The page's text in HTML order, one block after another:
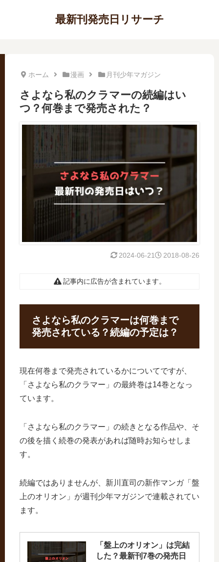
最新刊発売日リサーチ
ホーム 漫画 月刊少年マガジン
さよなら私のクラマーの続編はい
つ？何巻まで発売された？
2018-08-26
2024-06-21
記事内に広告が含まれています。
さよなら私のクラマーは何巻まで
発売されている？続編の予定は？
現在何巻まで発売されているかについてですが、
「さよなら私のクラマー」の最終巻は14巻となっ
ています。
「さよなら私のクラマー」の続きとなる作品や、そ
の後を描く続巻の発表があれば随時お知らせしま
す。
続編ではありませんが、新川直司の新作マンガ「盤
上のオリオン」が週刊少年マガジンで連載されてい
ます。
「盤上のオリオン」は完結
した？最新刊7巻の発売日